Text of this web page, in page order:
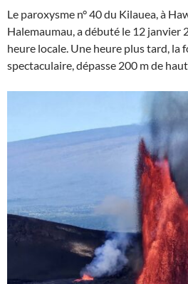
Le paroxysme n° 40 du Kilauea, à
Halemaumau, a débuté le 12 janvier
heure locale. Une heure plus tard, la
spectaculaire, dépasse 200 m de